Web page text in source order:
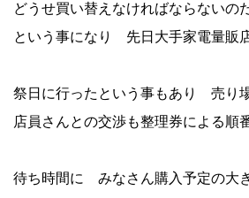
どうせ買い替えなければならないの
という事になり 先日大手家電量販
祭日に行ったという事もあり 売り
店員さんとの交渉も整理券による順
待ち時間に みなさん購入予定の大